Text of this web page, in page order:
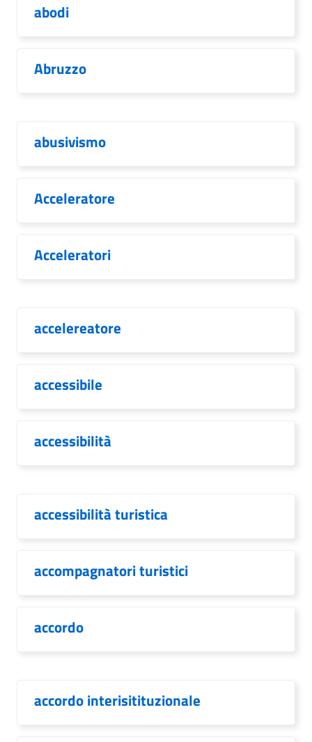
abodi
Abruzzo
abusivismo
Acceleratore
Acceleratori
accelereatore
accessibile
accessibilità
accessibilità turistica
accompagnatori turistici
accordo
accordo interisitituzionale